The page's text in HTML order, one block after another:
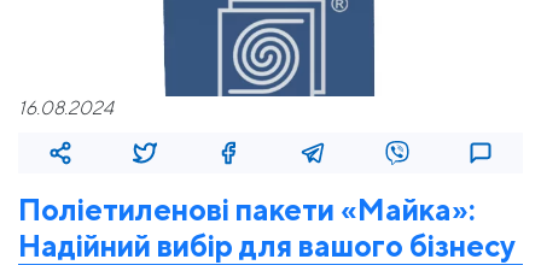
16.08.2024
Поліетиленові пакети «Майка»:
Надійний вибір для вашого бізнесу